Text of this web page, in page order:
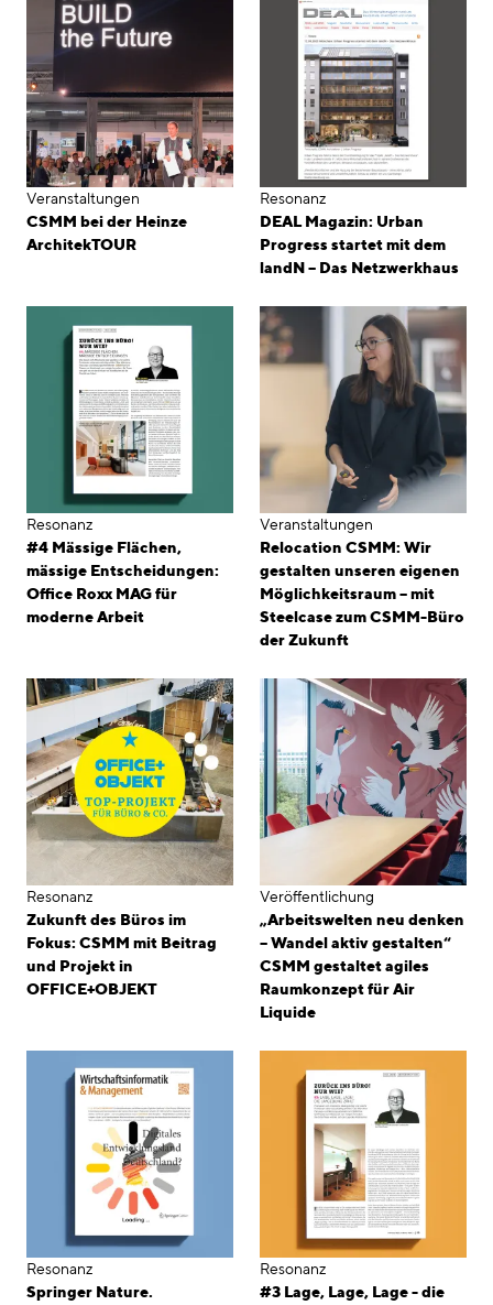
Veranstaltungen
CSMM bei der Heinze
ArchitekTOUR
Resonanz
DEAL Magazin: Urban
Progress startet mit dem
landN – Das Netzwerkhaus
Resonanz
#4 Mässige Flächen,
mässige Entscheidungen:
Office Roxx MAG für
moderne Arbeit
Veranstaltungen
Relocation CSMM: Wir
gestalten unseren eigenen
Möglichkeitsraum – mit
Steelcase zum CSMM-Büro
der Zukunft
Resonanz
Zukunft des Büros im
Fokus: CSMM mit Beitrag
und Projekt in
OFFICE+OBJEKT
Veröffentlichung
„Arbeitswelten neu denken
– Wandel aktiv gestalten“
CSMM gestaltet agiles
Raumkonzept für Air
Liquide
Resonanz
Springer Nature.
Resonanz
#3 Lage, Lage, Lage - die